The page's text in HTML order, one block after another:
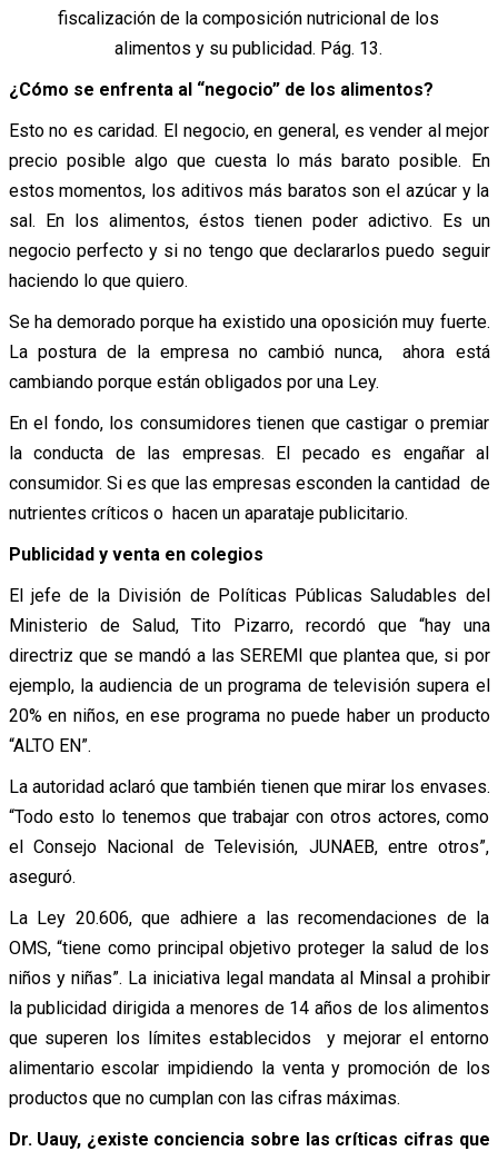
fiscalización de la composición nutricional de los
alimentos y su publicidad. Pág. 13.
¿Cómo se enfrenta al “negocio” de los alimentos?
Esto no es caridad. El negocio, en general, es vender al mejor
precio posible algo que cuesta lo más barato posible. En
estos momentos, los aditivos más baratos son el azúcar y la
sal. En los alimentos, éstos tienen poder adictivo. Es un
negocio perfecto y si no tengo que declararlos puedo seguir
haciendo lo que quiero.
Se ha demorado porque ha existido una oposición muy fuerte.
La postura de la empresa no cambió nunca, ahora está
cambiando porque están obligados por una Ley.
En el fondo, los consumidores tienen que castigar o premiar
la conducta de las empresas. El pecado es engañar al
consumidor. Si es que las empresas esconden la cantidad de
nutrientes críticos o hacen un aparataje publicitario.
Publicidad y venta en colegios
El jefe de la División de Políticas Públicas Saludables del
Ministerio de Salud, Tito Pizarro, recordó que “hay una
directriz que se mandó a las SEREMI que plantea que, si por
ejemplo, la audiencia de un programa de televisión supera el
20% en niños, en ese programa no puede haber un producto
“ALTO EN”.
La autoridad aclaró que también tienen que mirar los envases.
“Todo esto lo tenemos que trabajar con otros actores, como
el Consejo Nacional de Televisión, JUNAEB, entre otros”,
aseguró.
La Ley 20.606, que adhiere a las recomendaciones de la
OMS, “tiene como principal objetivo proteger la salud de los
niños y niñas”. La iniciativa legal mandata al Minsal a prohibir
la publicidad dirigida a menores de 14 años de los alimentos
que superen los límites establecidos y mejorar el entorno
alimentario escolar impidiendo la venta y promoción de los
productos que no cumplan con las cifras máximas.
Dr. Uauy, ¿existe conciencia sobre las críticas cifras que